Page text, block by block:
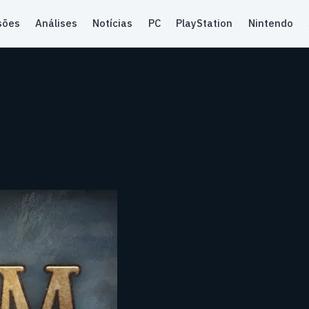
Análises Notícias PC PlayStation Nintendo